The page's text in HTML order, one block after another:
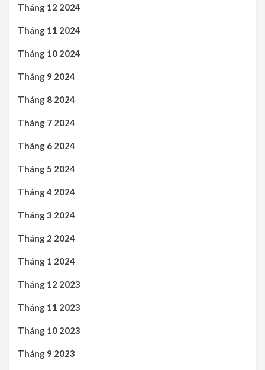
Tháng 12 2024
Tháng 11 2024
Tháng 10 2024
Tháng 9 2024
Tháng 8 2024
Tháng 7 2024
Tháng 6 2024
Tháng 5 2024
Tháng 4 2024
Tháng 3 2024
Tháng 2 2024
Tháng 1 2024
Tháng 12 2023
Tháng 11 2023
Tháng 10 2023
Tháng 9 2023